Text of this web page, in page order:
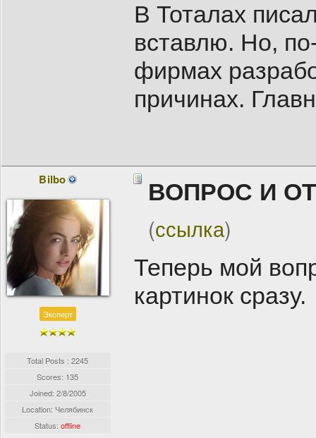
В Тоталах
вставлю. Но,
фирмах
причинах.
Bilbo
Эксперт
Total Posts : 2245
Scores: 135
Joined: 2/8/2005
Location: Челябинск
Status:offline
ВОПРОС И
(ссылка)
Теперь мой
картинок сразу.